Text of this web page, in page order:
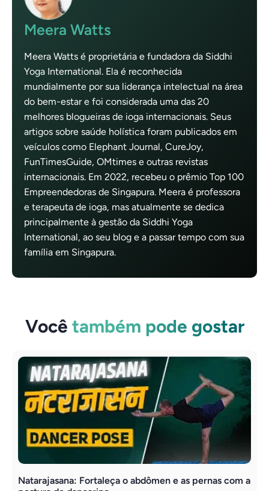
Meera Watts
Meera Watts é proprietária e fundadora da Siddhi
Yoga International. Ela é reconhecida
mundialmente por sua liderança intelectual na área
do bem-estar e foi considerada uma das 20
melhores blogueiras de ioga internacionais. Seus
artigos sobre saúde holística foram publicados em
veículos como Elephant Journal, CureJoy,
FunTimesGuide, OMtimes e outras revistas
internacionais. Em 2022, recebeu o prêmio Top 100
Empreendedoras de Singapura. Meera é professora
e terapeuta de ioga, mas atualmente se dedica
principalmente à gestão da Siddhi Yoga
International, ao seu blog e a passar tempo com sua
família em Singapura.
Você também pode gostar
Natarajasana: Fortaleça o abdômen e as pernas com a